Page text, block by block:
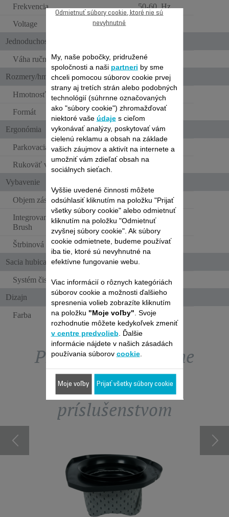
Frekvencia
50-60 Hz
Voltage
Jednoduchosť používania
Váha ručného vysávača
2.5 kg
Rozmery/hmotnosť
Hmotnosť
2.5 kg
Formát
Štandardný
Ergonómia
Parkovacia poloha
Rukoväť v tvare oka
Vybavenie
Objem zásobníka na prach
0.6 L
Integrovaná kefa Easy
Brush
Štrbinová hubica
Sacia hubica
Systém čistenia sacej hubice
Dizajn
Farba ČIERNA
Prezrite si exkluzívne
ponuky obchodu s
príslušenstvom
My, naše pobočky, pridružené
spoločnosti a naši partneri by sme
chceli pomocou súborov cookie prvej
strany aj tretích strán alebo podobných
technológií (súhrnne označovaných
ako "súbory cookie") zhromažďovať
niektoré vaše údajes cieľom
vykonávať analýzy, poskytovať vám
cielenú reklamu a obsah na základe
vašich záujmov a aktivít na internete a
umožniť vám zdieľať obsah na
sociálnych sieťach.
Vyššie uvedené činnosti môžete
odsúhlasiť kliknutím na položku "Prijať
všetky súbory cookie" alebo odmietnuť
kliknutím na položku "Odmietnuť
zvyšnej súbory cookie". Ak súbory
cookie odmietnete, budeme používať
iba tie, ktoré sú nevyhnutné na
efektívne fungovanie webu.
Viac informácií o rôznych kategóriách
súborov cookie a možnosti ďalšieho
spresnenia volieb zobrazíte kliknutím
na položku "Moje voľby" . Svoje
rozhodnutie môžete kedykoľvek zmeniť
v centre predvolieb . Ďalšie
informácie nájdete v našich zásadách
používania súborov cookie.
Odmietnuť súbory cookie, ktoré nie sú
nevyhnutné
Moje voľby Prijať všetky súbory cookie